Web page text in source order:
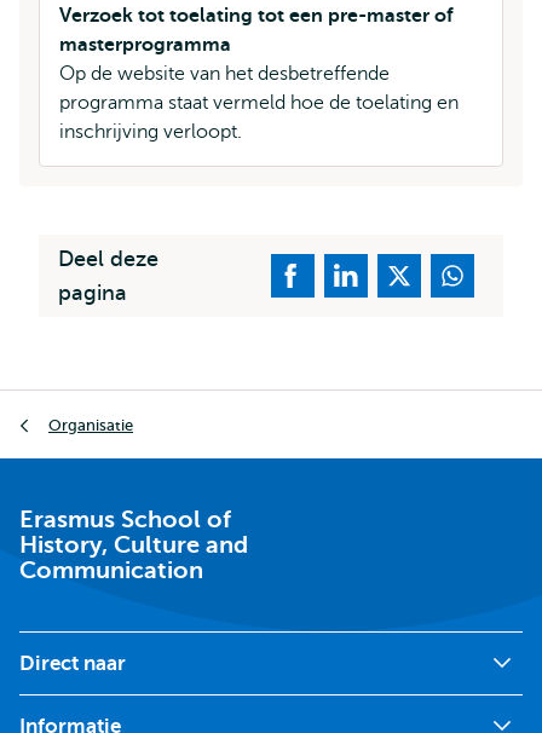
Verzoek tot toelating tot een pre-master of
masterprogramma
Op de website van het desbetreffende
programma staat vermeld hoe de toelating en
inschrijving verloopt.
Deel deze
pagina
Organisatie
Erasmus School of
History, Culture and
Communication
Direct naar
Informatie